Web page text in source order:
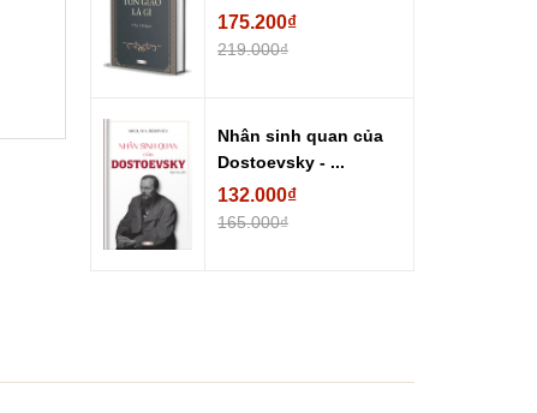
175.200₫
219.000₫
Nhân sinh quan của
Dostoevsky - ...
132.000₫
165.000₫